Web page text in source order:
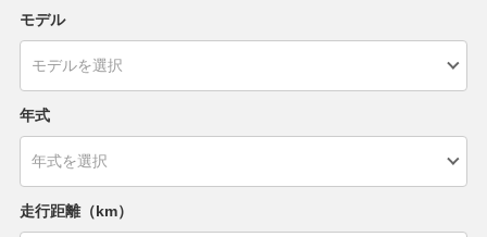
モデル
年式
走行距離（km）